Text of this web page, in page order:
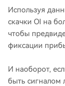
Используя
скачки OI на
чтобы
фиксации
И наоборот,
быть сигналом